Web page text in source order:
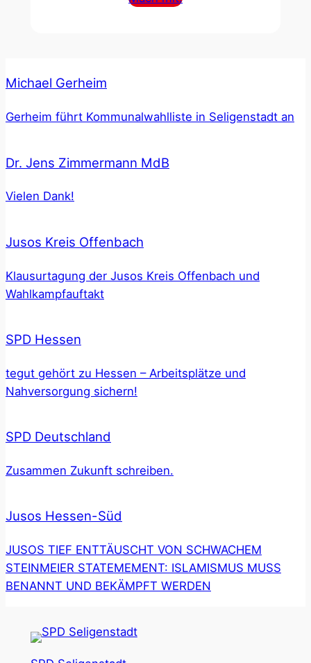
Michael Gerheim
Gerheim führt Kommunalwahlliste in Seligenstadt an
Dr. Jens Zimmermann MdB
Vielen Dank!
Jusos Kreis Offenbach
Klausurtagung der Jusos Kreis Offenbach und
Wahlkampfauftakt
SPD Hessen
tegut gehört zu Hessen – Arbeitsplätze und
Nahversorgung sichern!
SPD Deutschland
Zusammen Zukunft schreiben.
Jusos Hessen-Süd
JUSOS TIEF ENTTÄUSCHT VON SCHWACHEM
STEINMEIER STATEMEMENT: ISLAMISMUS MUSS
BENANNT UND BEKÄMPFT WERDEN